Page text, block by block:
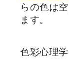
らの色は
ます。
色彩心理